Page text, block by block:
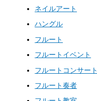
ネイルアート
ハングル
フルート
フルートイベント
フルートコンサート
フルート奏者